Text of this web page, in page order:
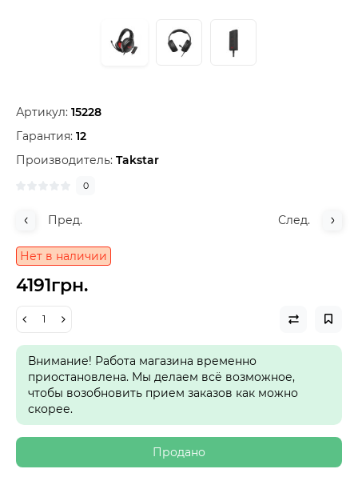
Артикул: 15228
Гарантия: 12
Производитель: Takstar
0
Пред. След.
Нет в наличии
4191грн.
Внимание! Работа магазина временно
приостановлена. Мы делаем всё возможное,
чтобы возобновить прием заказов как можно
скорее.
Продано